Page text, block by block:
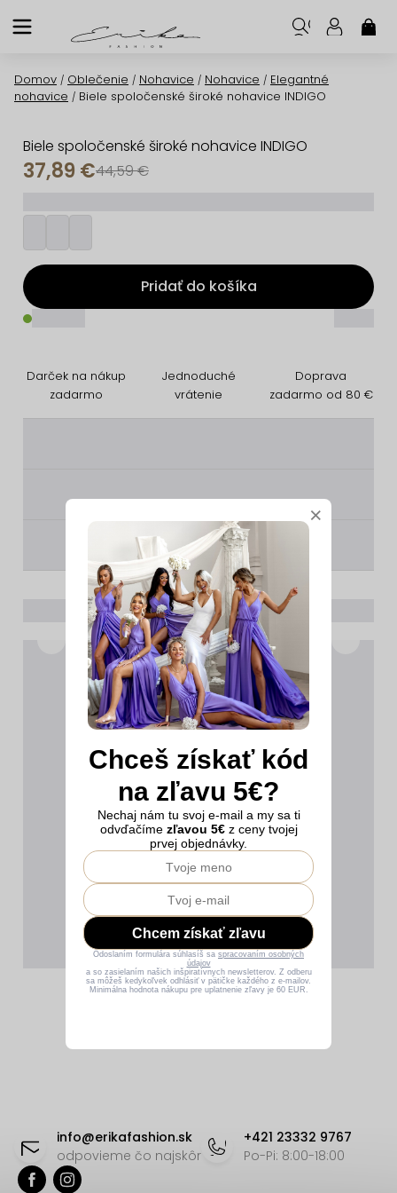
na
Domov / Oblečenie / Nohavice / Nohavice / Elegantné
nohavice / Biele spoločenské široké nohavice INDIGO
Biele spoločenské široké nohavice INDIGO
44,59 €
37,89 €
Pridať do košíka
Darček na nákup
zadarmo
Jednoduché
vrátenie
Doprava
zadarmo od 80 €
________
info@erikafashion.sk
odpovieme čo najskôr
+421 23332 9767
Po-Pi: 8:00-18:00
×
Chceš získať kód
na zľavu 5€?
Nechaj nám tu svoj e-mail a my sa ti
odvďačíme zľavou 5€z ceny tvojej
prvej objednávky.
Chcem získať zľavu
Odoslaním formulára súhlasíš sa spracovaním osobných
údajov
a so zasielaním našich inšpiratívnych newsletterov. Z odberu
sa môžeš kedykoľvek odhlásiť v pätičke každého z e-mailov.
Minimálna hodnota nákupu pre uplatnenie zľavy je 60 EUR.